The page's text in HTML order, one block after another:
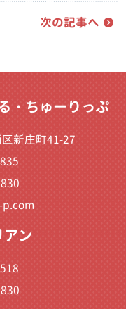
次の記事へ
・ちゅーりっぷ
新庄町41-27
ン